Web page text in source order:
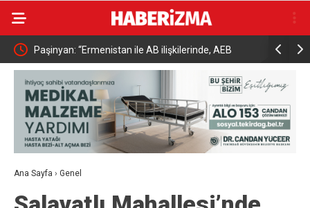
Paşinyan: “Ermenistan ile AB ilişkilerinde, AEB
içindeki ve kapsamındaki ilişkilerde sahip olduğumuz
statüye aykırı gelen herhangi bir hukuki, ekonomik
ya da siyasi yükümlülük yoktur”
Bakan
Ana Sayfa › Genel